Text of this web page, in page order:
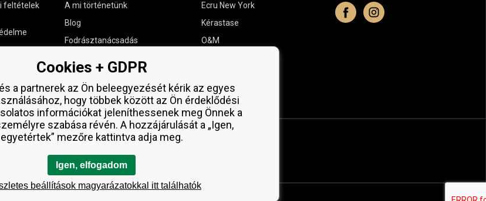
feltételek
A mi történetünk
Blog
Fodrásztanácsadás
Ingyenes minták
Ecru New York
Kérastase
O&M
Zenz Organic
Cookies + GDPR
a partnerek az Ön beleegyezését kérik az egyes
hogy többek között az Ön érdeklődési
információkat jeleníthessenek meg Önnek a
szabása révén. A hozzájárulását a „Igen,
egyetértek” mezőre kattintva adja meg.
Igen, elfogadom
beállítások magyarázatokkal itt találhatók